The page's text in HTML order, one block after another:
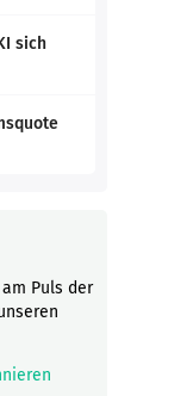
sich
Puls der